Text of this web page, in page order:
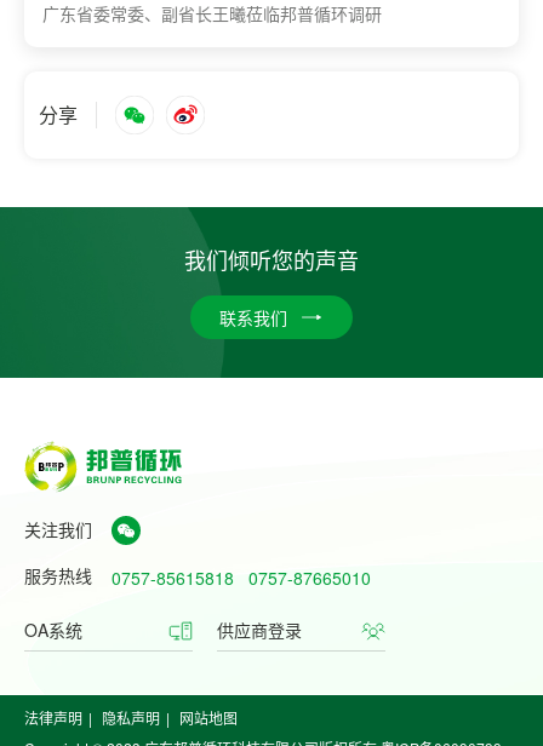
广东省委常委、副省长王曦莅临邦普循环调研
分享
我们倾听您的声音
联系我们
关注我们
服务热线
0757-85615818 0757-87665010
OA系统 供应商登录
法律声明 | 隐私声明 | 网站地图